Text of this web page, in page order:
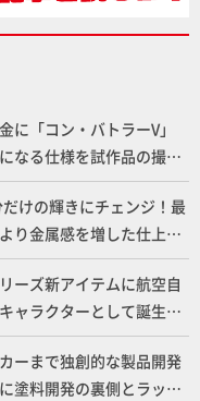
に「コン・バトラーV」
なる仕様を試作品の撮り
鉄人17」＆「ワンエイ
超合金の魂】
だけの輝きにチェンジ！最
り金属感を増した仕上が
ーズ新アイテムに航空自
ャラクターとして誕生し
プラ公式サイト限定版と
ーまで独創的な製品開発
塗料開発の裏側とラッカ